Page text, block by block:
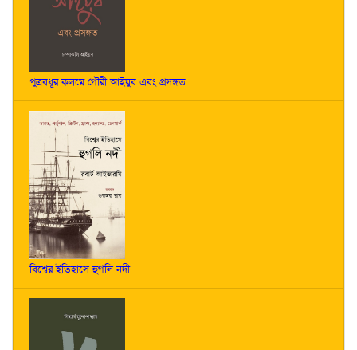
পুত্রবধূর কলমে গৌরী আইয়ুব এবং প্রসঙ্গত
বিশ্বের ইতিহাসে হুগলি নদী